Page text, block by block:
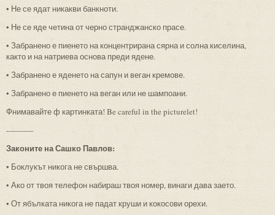
• Не се ядат никакви банкноти.
• Не се яде четина от черно странджанско прасе.
• Забранено е пиенето на концентрирана сярна и солна киселина,
както и на натриева основа преди ядене.
• Забранено е яденето на сапун и веган кремове.
• Забранено е пиенето на веган или не шампоани.
Фнимавайте ф картинката! Be careful in the picturelet!
-----------
Законите на Сашко Павлов:
• Боклукът никога не свършва.
• Ако от твоя телефон набираш твоя номер, винаги дава заето.
• От ябълката никога не падат круши и кокосови орехи.